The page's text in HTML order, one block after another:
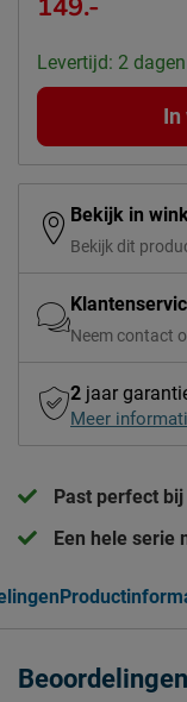
Levertijd: 2 dagen
In
Bekijk in
Bekijk dit
Neem contact
2 jaar
Meer
Past perfect
Een hele serie
Beoordelingen